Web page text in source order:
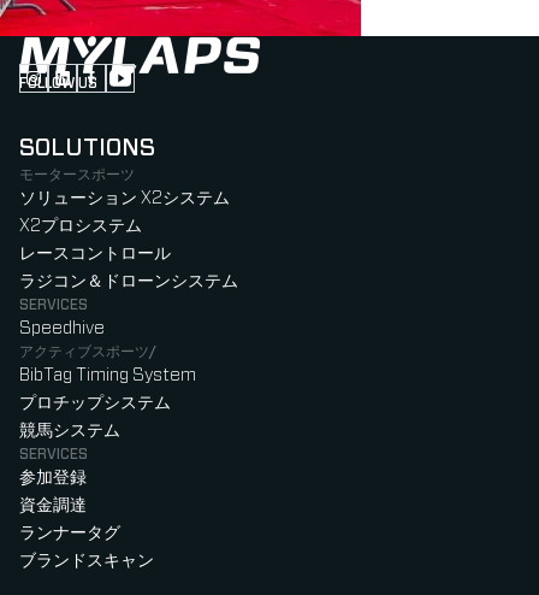
FOLLOW US
Follow us on Instagram (Opens in new tab)
Follow us on LinkedIn (Opens in new tab)
Follow us on Facebook (Opens in new tab)
Follow us on YouTube (Opens in new tab)
SOLUTIONS
モータースポーツ
ソリューション X2システム
X2プロシステム
レースコントロール
ラジコン＆ドローンシステム
SERVICES
Speedhive
アクティブスポーツ/
BibTag Timing System
プロチップシステム
競馬システム
SERVICES
参加登録
資金調達
ランナータグ
ブランドスキャン